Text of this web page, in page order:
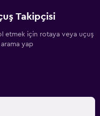
Takipçisi
etmek için rotaya veya uçuş
yap